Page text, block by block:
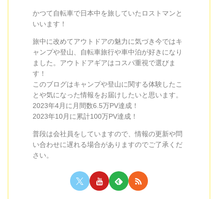
かつて自転車で日本中を旅していたロストマンと
いいます！
旅中に改めてアウトドアの魅力に気づき今ではキ
ャンプや登山、自転車旅行や車中泊が好きになり
ました。アウトドアギアはコスパ重視で選びま
す！
このブログはキャンプや登山に関する体験したこ
とや気になった情報をお届けしたいと思います。
2023年4月に月間数6.5万PV達成！
2023年10月に累計100万PV達成！
普段は会社員をしていますので、情報の更新や問
い合わせに遅れる場合がありますのでご了承くだ
さい。